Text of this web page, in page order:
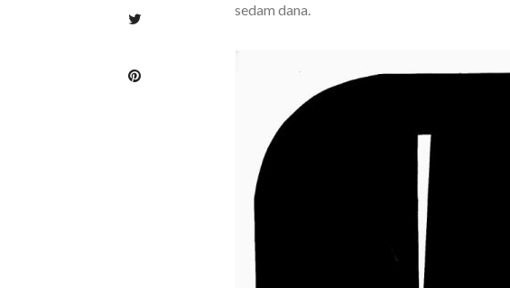
sedam dana.